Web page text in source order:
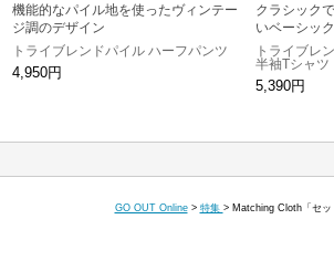
機能的なパイル地を使ったヴィンテー
ジ調のデザイン
トライブレンドパイル ハーフパンツ
4,950円
クラシック
いベーシッ
トライブレ
半袖Tシャツ
5,390円
GO OUT Online > 特集 > Matching Cloth「セッ